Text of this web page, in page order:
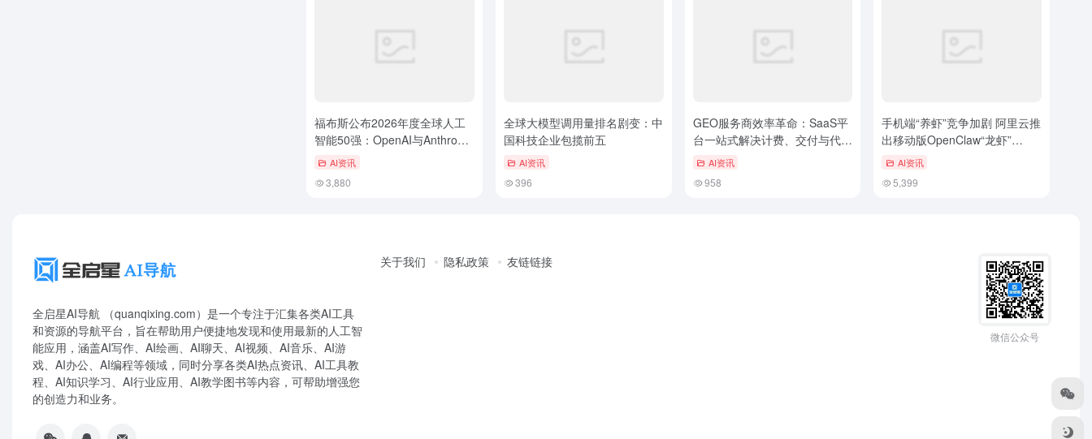
福布斯公布2026年度全球人工
智能50强：OpenAI与Anthropic
持续领跑
AI资讯
3,880
全球大模型调用量排名剧变：中
国科技企业包揽前五
AI资讯
396
GEO服务商效率革命：SaaS平
台一站式解决计费、交付与代理
管理难题
AI资讯
958
手机端“养虾”竞争加剧 阿里云推
出移动版OpenClaw“龙虾”
JVSClaw
AI资讯
5,399
全启星AI导航 （quanqixing.com）是一个专注于汇集各类AI工具
和资源的导航平台，旨在帮助用户便捷地发现和使用最新的人工智
能应用，涵盖AI写作、AI绘画、AI聊天、AI视频、AI音乐、AI游
戏、AI办公、AI编程等领域，同时分享各类AI热点资讯、AI工具教
程、AI知识学习、AI行业应用、AI教学图书等内容，可帮助增强您
的创造力和业务。
关于我们 隐私政策 友链链接
微信公众号